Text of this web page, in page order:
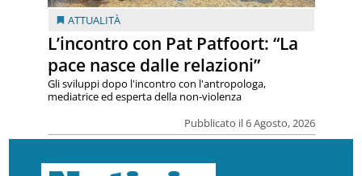
ATTUALITÀ
L’incontro con Pat Patfoort: “La
pace nasce dalle relazioni”
Pubblicato il 6 Agosto, 2026
Gli sviluppi dopo l'incontro con l'antropologa,
mediatrice ed esperta della non-violenza